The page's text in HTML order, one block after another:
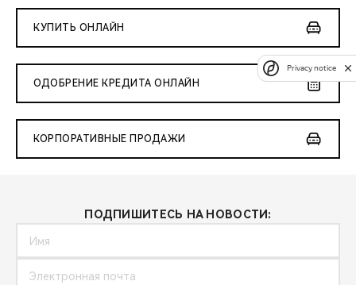
КУПИТЬ ОНЛАЙН
ОДОБРЕНИЕ КРЕДИТА ОНЛАЙН
КОРПОРАТИВНЫЕ ПРОДАЖИ
ПОДПИШИТЕСЬ НА НОВОСТИ:
Privacy notice